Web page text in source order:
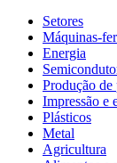
Setores
Máquinas-
Energia
Produção de
Impressão e
Plásticos
Metal
Agricultura